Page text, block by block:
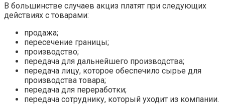
В большинстве случаев акциз платят при следующих
действиях с товарами:
продажа;
пересечение границы;
производство;
передача для дальнейшего производства;
передача лицу, которое обеспечило сырье для
производства товара;
передача для переработки;
передача сотруднику, который уходит из компании.